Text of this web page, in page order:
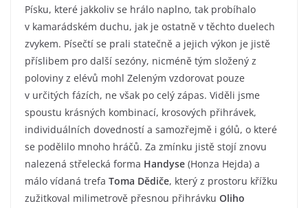
Písku, které jakkoliv se hrálo naplno, tak probíhalo
v kamarádském duchu, jak je ostatně v těchto duelech
zvykem. Písečtí se prali statečně a jejich výkon je jistě
příslibem pro další sezóny, nicméně tým složený z
poloviny z elévů mohl Zeleným vzdorovat pouze
v určitých fázích, ne však po celý zápas. Viděli jsme
spoustu krásných kombinací, krosových přihrávek,
individuálních dovedností a samozřejmě i gólů, o které
se podělilo mnoho hráčů. Za zmínku jistě stojí znovu
nalezená střelecká forma Handyse (Honza Hejda) a
málo vídaná trefa Toma Dědiče, který z prostoru křížku
zužitkoval milimetrově přesnou přihrávku Oliho